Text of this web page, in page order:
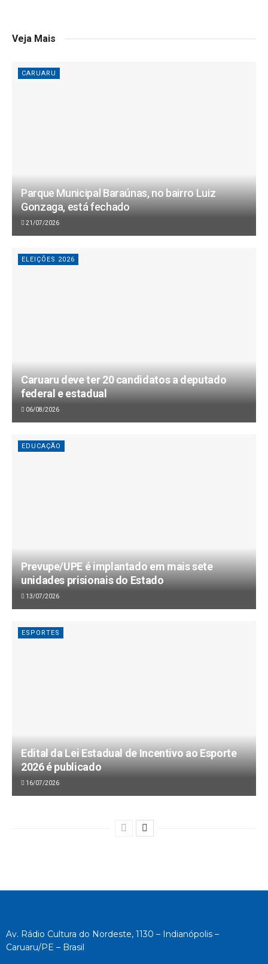
Veja Mais
CARUARU
Parque Municipal Baraúnas, no bairro Luiz
Gonzaga, está fechado
21/07/2026
ELEIÇÕES 2026
Caruaru deve ter 20 candidatos a deputado
federal e estadual
06/08/2026
EDUCAÇÃO
Prevupe/UPE é implantado em mais sete
unidades prisionais do Estado
13/07/2026
ESPORTES
Edital da Lei Estadual de Incentivo ao Esporte
2026 é publicado
16/07/2026
Av. Rádio Cultura do Nordeste, 1130 – Indianópolis –
Caruaru/PE – Brasil